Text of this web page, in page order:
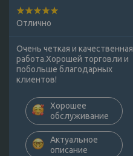
Отлично
Очень четкая и качественная
работа.Хорошей торговли и
побольше благодарных
клиентов!
Хорошее
обслуживание
Актуальное
описание